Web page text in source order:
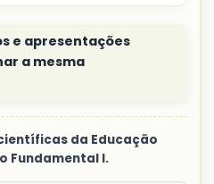
e apresentações
a mesma
da Educação
Fundamental I.